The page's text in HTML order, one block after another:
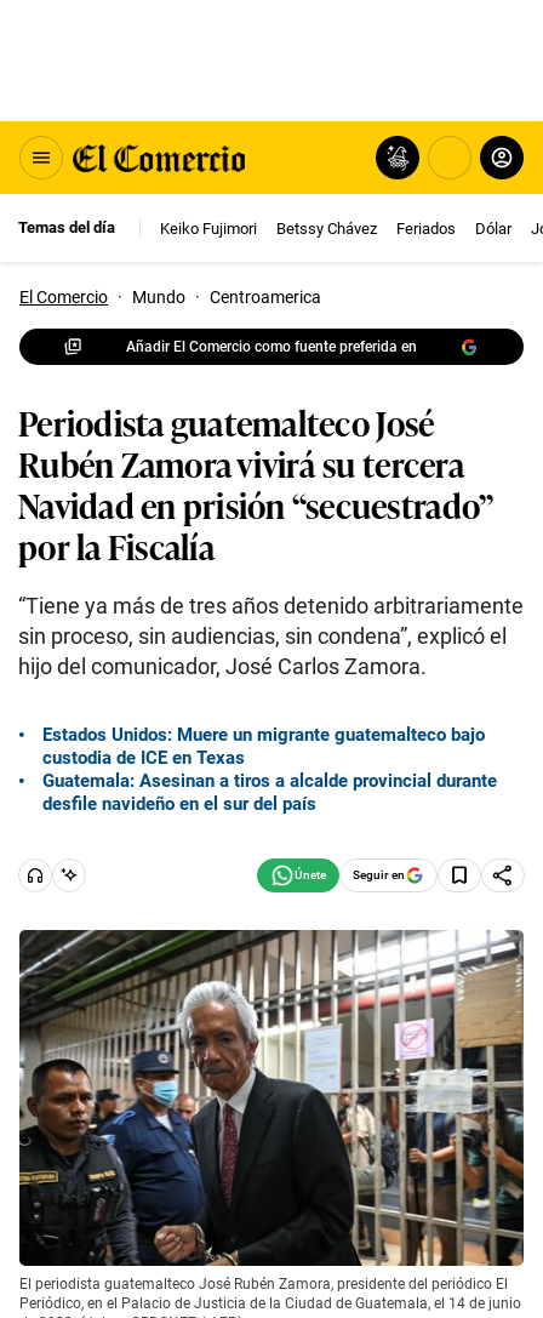
Temas del día Keiko Fujimori Betssy Chávez Feriados Dólar
El Comercio · Mundo · Centroamerica
Añadir El Comercio como fuente preferida en
Periodista guatemalteco José
Rubén Zamora vivirá su tercera
Navidad en prisión “secuestrado”
por la Fiscalía
“Tiene ya más de tres años detenido arbitrariamente
sin proceso, sin audiencias, sin condena”, explicó el
hijo del comunicador, José Carlos Zamora.
Estados Unidos: Muere un migrante guatemalteco bajo
custodia de ICE en Texas
Guatemala: Asesinan a tiros a alcalde provincial durante
desfile navideño en el sur del país
Seguir en
El periodista guatemalteco José Rubén Zamora, presidente del periódico El
Periódico, en el Palacio de Justicia de la Ciudad de Guatemala, el 14 de junio